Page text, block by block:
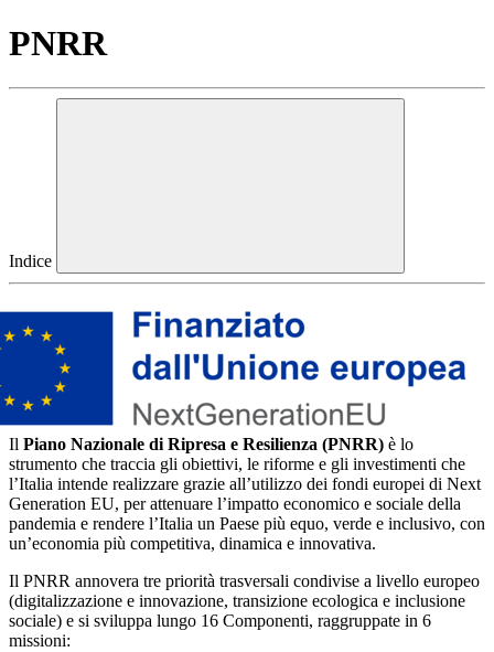
PNRR
Indice
Il Piano Nazionale di Ripresa e Resilienza (PNRR) è lo
strumento che traccia gli obiettivi, le riforme e gli investimenti che
l’Italia intende realizzare grazie all’utilizzo dei fondi europei di Next
Generation EU, per attenuare l’impatto economico e sociale della
pandemia e rendere l’Italia un Paese più equo, verde e inclusivo, con
un’economia più competitiva, dinamica e innovativa.
Il PNRR annovera tre priorità trasversali condivise a livello europeo
(digitalizzazione e innovazione, transizione ecologica e inclusione
sociale) e si sviluppa lungo 16 Componenti, raggruppate in 6
missioni: